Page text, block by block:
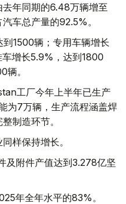
年同期的6.48万辆增至
车总产量的92.5%。
1500辆；专用车辆增长
增长5.9%，达到1800
。
工厂今年上半年已生产
为7万辆，生产流程涵盖焊
制造环节。
样保持增长。
及附件产值达到3.278亿坚
年全年水平的83%。